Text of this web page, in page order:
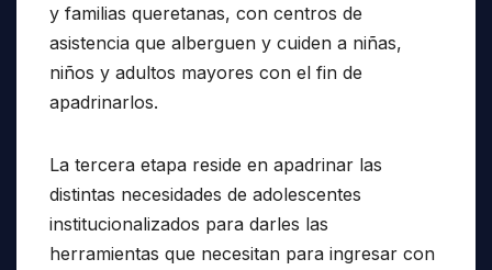
y familias queretanas, con centros de
asistencia que alberguen y cuiden a niñas,
niños y adultos mayores con el fin de
apadrinarlos.
La tercera etapa reside en apadrinar las
distintas necesidades de adolescentes
institucionalizados para darles las
herramientas que necesitan para ingresar con